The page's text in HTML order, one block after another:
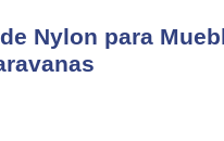
Nylon para